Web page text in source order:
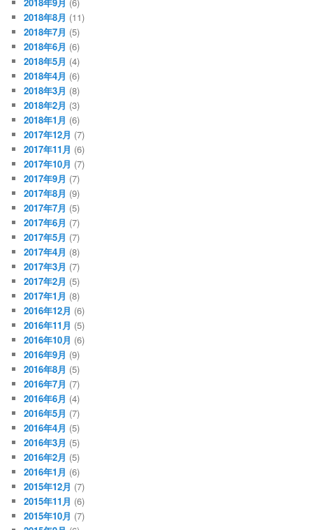
2018年8月 (11)
2018年7月 (5)
2018年6月 (6)
2018年5月 (4)
2018年4月 (6)
2018年3月 (8)
2018年2月 (3)
2018年1月 (6)
2017年12月 (7)
2017年11月 (6)
2017年10月 (7)
2017年9月 (7)
2017年8月 (9)
2017年7月 (5)
2017年6月 (7)
2017年5月 (7)
2017年4月 (8)
2017年3月 (7)
2017年2月 (5)
2017年1月 (8)
2016年12月 (6)
2016年11月 (5)
2016年10月 (6)
2016年9月 (9)
2016年8月 (5)
2016年7月 (7)
2016年6月 (4)
2016年5月 (7)
2016年4月 (5)
2016年3月 (5)
2016年2月 (5)
2016年1月 (6)
2015年12月 (7)
2015年11月 (6)
2015年10月 (7)